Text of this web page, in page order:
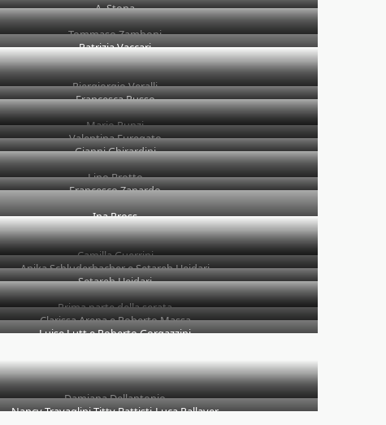
A. Stona
Tommaso Zamboni
Patrizia Vaccari
Piergiorgio Veralli
Francesca Russo
Mario Punzi
Valentina Furegato
Gianni Ghirardini
Lino Brotto
Francesco Zanardo
Ina Pross
Camilla Guerrini
Anika Schluderbacher e Setareh Heidari
Setareh Heidari
Prima parte della serata
Clarissa Arena e Roberto Massa
Luise Lutt e Roberto Gorgazzini
Damiana Dellantonio
Nancy Travaglini-Titty Battisti-Luca Pallaver